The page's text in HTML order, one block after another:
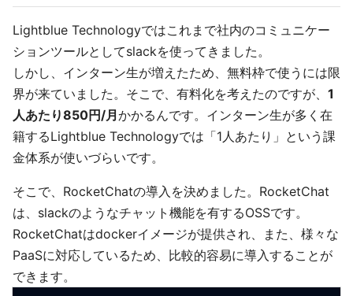
Lightblue Technologyではこれまで社内のコミュニケー
ションツールとしてslackを使ってきました。
しかし、インターン生が増えたため、無料枠で使うには限
界が来ていました。そこで、有料化を考えたのですが、 1
人あたり850円/月 かかるんです。インターン生が多く在
籍するLightblue Technologyでは「1人あたり」という課
金体系が使いづらいです。
そこで、RocketChatの導入を決めました。RocketChat
は、slackのようなチャット機能を有するOSSです。
RocketChatはdockerイメージが提供され、また、様々な
PaaSに対応しているため、比較的容易に導入することが
できます。